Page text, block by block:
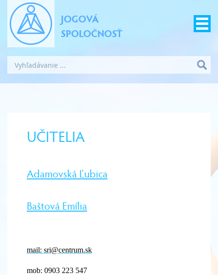
JOGOVÁ
SPOLOČNOSŤ
UČITELIA
Adamovská Ľubica
Baštová Emília
mail: sri@centrum.sk
mob: 0903 223 547